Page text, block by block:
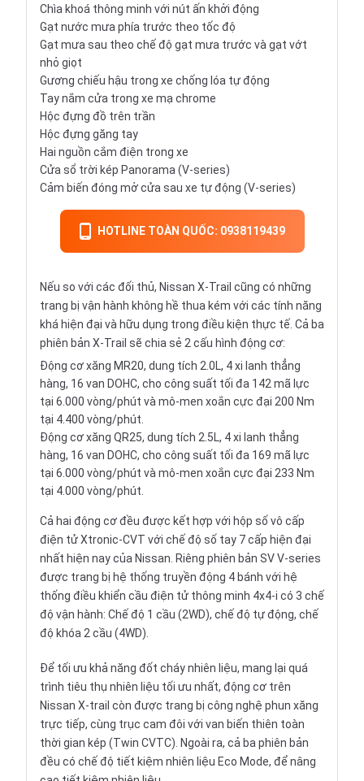
Chìa khoá thông minh với nút ấn khởi động
Gạt nước mưa phía trước theo tốc độ
Gạt mưa sau theo chế độ gạt mưa trước và gạt vớt
nhỏ giọt
Gương chiếu hậu trong xe chống lóa tự động
Tay nắm cửa trong xe mạ chrome
Hộc đựng đồ trên trần
Hộc đựng găng tay
Hai nguồn cắm điện trong xe
Cửa sổ trời kép Panorama (V-series)
Cảm biến đóng mở cửa sau xe tự động (V-series)
HOTLINE TOÀN QUỐC: 0938119439
Nếu so với các đối thủ, Nissan X-Trail cũng có những
trang bị vận hành không hề thua kém với các tính năng
khá hiện đại và hữu dụng trong điều kiện thực tế. Cả ba
phiên bản X-Trail sẽ chia sẻ 2 cấu hình động cơ:
Động cơ xăng MR20, dung tích 2.0L, 4 xi lanh thẳng
hàng, 16 van DOHC, cho công suất tối đa 142 mã lực
tại 6.000 vòng/phút và mô-men xoắn cực đại 200 Nm
tại 4.400 vòng/phút.
Động cơ xăng QR25, dung tích 2.5L, 4 xi lanh thẳng
hàng, 16 van DOHC, cho công suất tối đa 169 mã lực
tại 6.000 vòng/phút và mô-men xoắn cực đại 233 Nm
tại 4.000 vòng/phút.
Cả hai động cơ đều được kết hợp với hộp số vô cấp
điện tử Xtronic-CVT với chế độ số tay 7 cấp hiện đại
nhất hiện nay của Nissan. Riêng phiên bản SV V-series
được trang bị hệ thống truyền động 4 bánh với hệ
thống điều khiển cầu điện tử thông minh 4x4-i có 3 chế
độ vận hành: Chế độ 1 cầu (2WD), chế độ tự động, chế
độ khóa 2 cầu (4WD).
Để tối ưu khả năng đốt cháy nhiên liệu, mang lại quá
trình tiêu thụ nhiên liệu tối ưu nhất, động cơ trên
Nissan X-trail còn được trang bị công nghệ phun xăng
trực tiếp, cùng trục cam đôi với van biến thiên toàn
thời gian kép (Twin CVTC). Ngoài ra, cả ba phiên bản
đều có chế độ tiết kiệm nhiên liệu Eco Mode, để nâng